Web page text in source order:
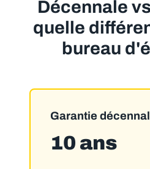
Décennale
quelle
bureau
Garantie
10 ans